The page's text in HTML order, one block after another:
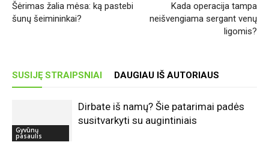
Šėrimas žalia mėsa: ką pastebi
šunų šeimininkai?
Kada operacija tampa
neišvengiama sergant venų
ligomis?
SUSIJĘ STRAIPSNIAI DAUGIAU IŠ AUTORIAUS
Gyvūnų
pasaulis
Dirbate iš namų? Šie patarimai padės
susitvarkyti su augintiniais